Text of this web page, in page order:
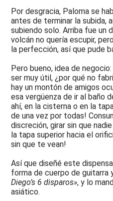
Madrid,
Dooros
2008
-
Tom
Superbowl,
Nashville,
PLEK
2007
-
Madrid,
lapsteels
y
más
-
Mike
Campbell,
Rolling
Por desgracia, Paloma se
antes de terminar la subida,
subiendo solo. Arriba fue un
volcán no quería escupir,
la perfección, así que pude
Pero bueno, idea de
ser muy útil, ¿por qué no
hay un montón de amigos
esa vergüenza de ir al baño
ahí, en la cisterna o en la
de una vez por todas!
discreción, girar sin que
la tapa superior hacia el
sin que te vean!
Así que diseñé este
forma de cuerpo de guitarra
Diego’s 6 disparos», y lo
asiático.